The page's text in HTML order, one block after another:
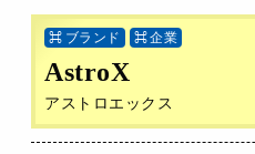
ブランド 企業
AstroX
アストロエックス